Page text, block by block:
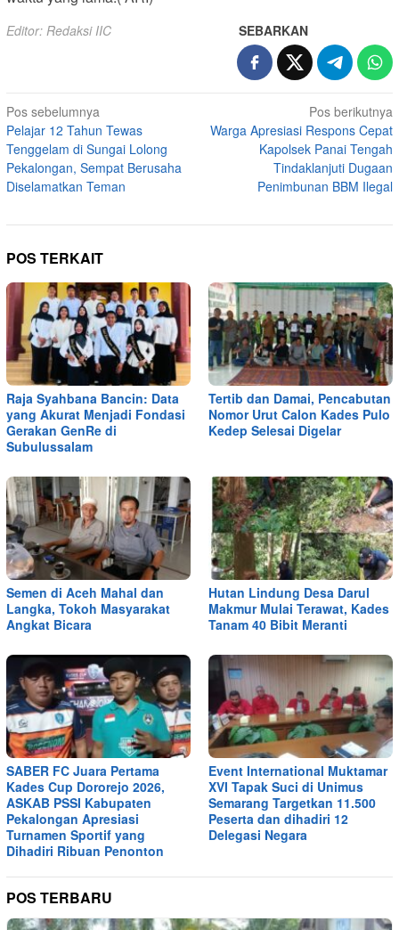
Editor: Redaksi IIC SEBARKAN
Navigasi
pos
Pos sebelumnya
Pelajar 12 Tahun Tewas
Tenggelam di Sungai Lolong
Pekalongan, Sempat Berusaha
Diselamatkan Teman
Pos berikutnya
Warga Apresiasi Respons Cepat
Kapolsek Panai Tengah
Tindaklanjuti Dugaan
Penimbunan BBM Ilegal
POS TERKAIT
Raja Syahbana Bancin: Data
yang Akurat Menjadi Fondasi
Gerakan GenRe di
Subulussalam
Tertib dan Damai, Pencabutan
Nomor Urut Calon Kades Pulo
Kedep Selesai Digelar
Semen di Aceh Mahal dan
Langka, Tokoh Masyarakat
Angkat Bicara
Hutan Lindung Desa Darul
Makmur Mulai Terawat, Kades
Tanam 40 Bibit Meranti
SABER FC Juara Pertama
Kades Cup Dororejo 2026,
ASKAB PSSI Kabupaten
Pekalongan Apresiasi
Turnamen Sportif yang
Dihadiri Ribuan Penonton
Event International Muktamar
XVI Tapak Suci di Unimus
Semarang Targetkan 11.500
Peserta dan dihadiri 12
Delegasi Negara
POS TERBARU